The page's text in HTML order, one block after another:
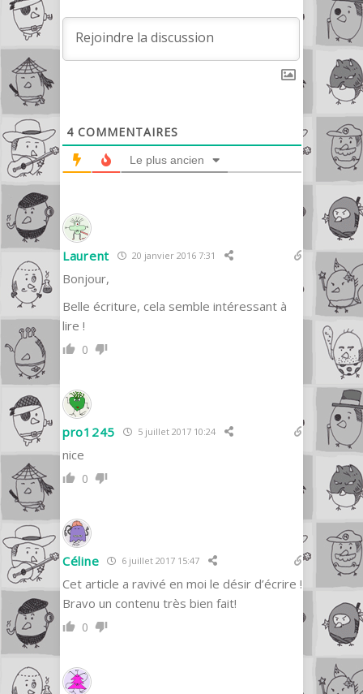
4 COMMENTAIRES
Le plus ancien
Laurent 20 janvier 2016 7:31
Bonjour,
Belle écriture, cela semble intéressant à
lire !
0
pro1245 5 juillet 2017 10:24
nice
0
Céline 6 juillet 2017 15:47
Cet article a ravivé en moi le désir d’écrire !
Bravo un contenu très bien fait!
0